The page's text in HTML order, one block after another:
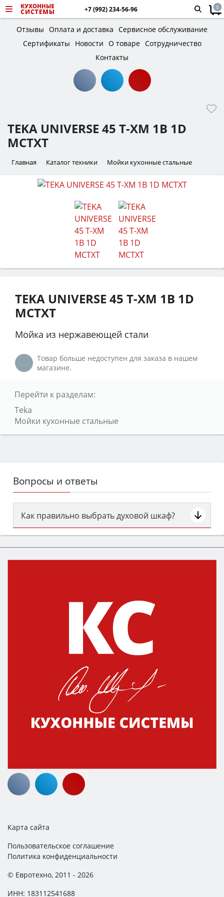
+7 (992) 234-56-96 0
Отзывы Оплата и доставка Сервисное обслуживание
Сертификаты
Новости О товаре Сотрудничество
Контакты
TEKA UNIVERSE 45 T-XM 1B 1D
MCTXT
Главная Каталог техники Мойки кухонные стальные
TEKA UNIVERSE 45 T-XM 1B 1D
MCTXT
Мойка из нержавеющей стали
Товар больше недоступен для заказа в нашем
магазине.
Перейти к разделам:
Teka
Мойки кухонные стальные
Вопросы и ответы
Как правильно выбрать духовой шкаф?
Сначала определитесь с типом (газовый или
электрический) и габаритами под вашу нишу,
затем смотрите на объём 50–70 л для семьи,
Карта сайта
Пользовательское соглашение
Политика конфиденциальности
© Евротехно, 2011 - 2026
ИНН: 183112541688